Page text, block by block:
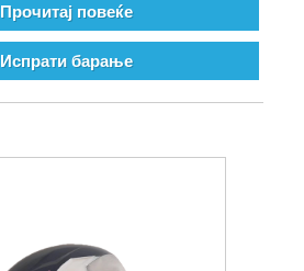
Прочитај повеќе
Испрати барање